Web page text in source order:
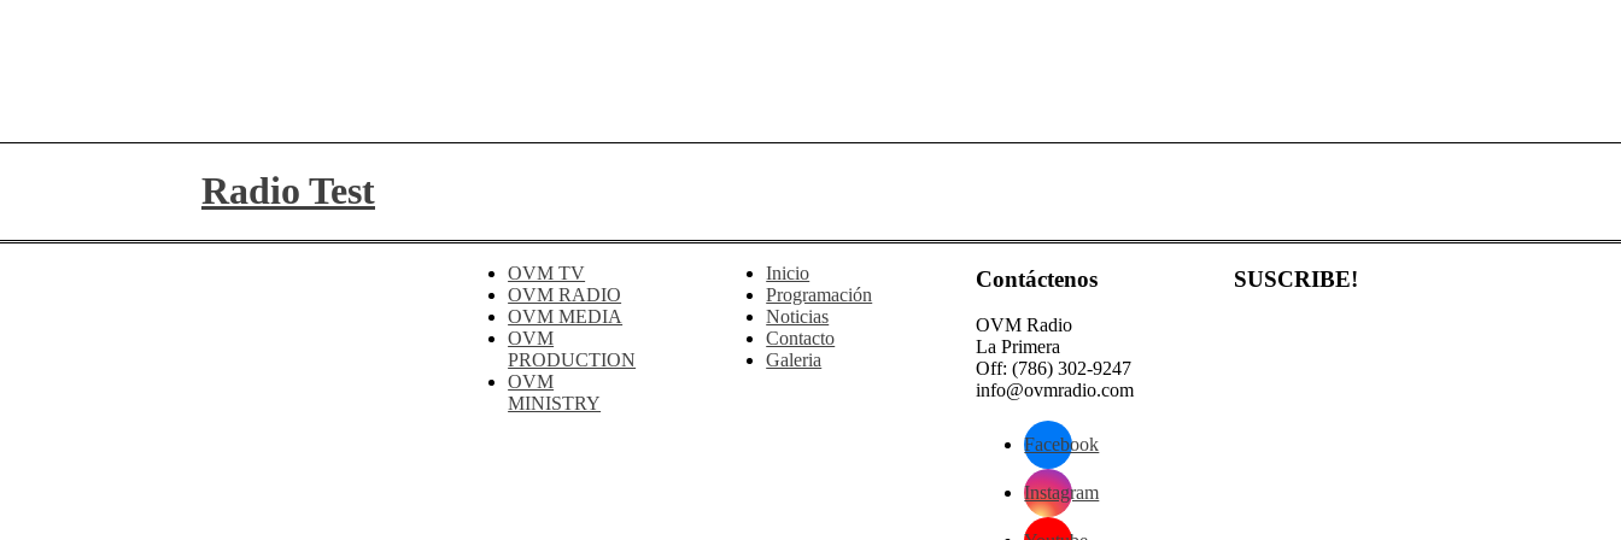
Radio Test
OVM TV
OVM RADIO
OVM MEDIA
OVM
PRODUCTION
OVM
MINISTRY
Inicio
Programación
Noticias
Contacto
Galeria
Contáctenos
OVM Radio
La Primera
Off: (786) 302-9247
info@ovmradio.com
Facebook
Instagram
SUSCRIBE!